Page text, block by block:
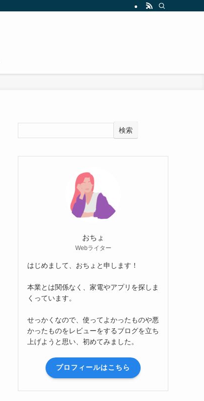
検索
おちょ
Webライター
はじめまして、おちょと申します！
本業とは関係なく、家電やアプリを探しま
くっています。
せっかくなので、使ってよかったものや悪
かったものをレビューをするブログを立ち
上げようと思い、初めてみました。
プロフィールはこちら